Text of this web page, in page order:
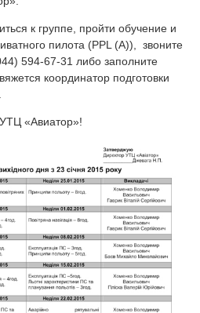
к группе, пройти обучение и
пилота (PPL (А)), звоните
594-67-31 либо заполните
координатор подготовки
«Авиатор»!